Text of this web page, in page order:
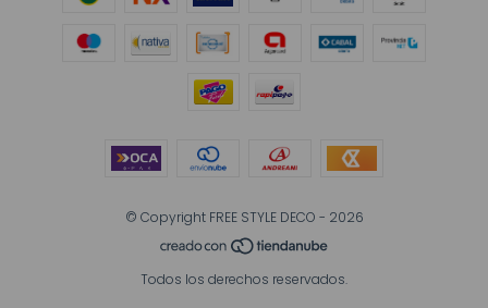
© Copyright FREE STYLE DECO - 2026
Todos los derechos reservados.